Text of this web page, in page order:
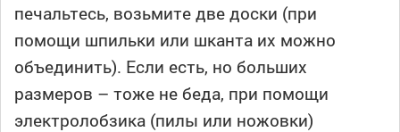
печальтесь, возьмите две доски (при
помощи шпильки или шканта их можно
объединить). Если есть, но больших
размеров – тоже не беда, при помощи
электролобзика (пилы или ножовки)